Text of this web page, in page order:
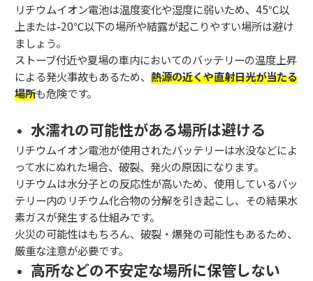
リチウムイオン電池は温度変化や湿度に弱いため、45℃以
上または-20℃以下の場所や結露が起こりやすい場所は避け
ましょう。
ストーブ付近や夏場の車内においてのバッテリーの温度上昇
による発火事故もあるため、 熱源の近くや直射日光が当たる
場所も危険です。
水濡れの可能性がある場所は避ける
リチウムイオン電池が使用されたバッテリーは水没などによ
って水にぬれた場合、破裂、発火の原因になります。
リチウムは水分子との反応性が高いため、使用しているバッ
テリー内のリチウム化合物の分解を引き起こし、その結果水
素ガスが発生する仕組みです。
火災の可能性はもちろん、破裂・爆発の可能性もあるため、
厳重な注意が必要です。
高所などの不安定な場所に保管しない